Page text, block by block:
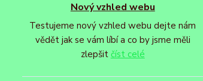
Nový vzhled webu
Testujeme nový vzhled webu dejte nám
vědět jak se vám líbí a co by jsme měli
zlepšit číst celé